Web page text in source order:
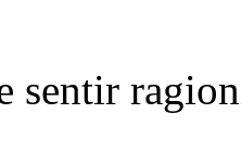
sentir